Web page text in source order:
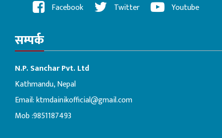
Facebook Twitter Youtube
सम्पर्क
N.P. Sanchar Pvt. Ltd
Kathmandu, Nepal
Email:ktmdainikofficial@gmail.com
Mob :9851187493